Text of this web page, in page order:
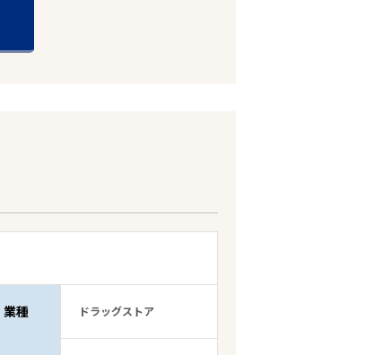
業種 ドラッグストア